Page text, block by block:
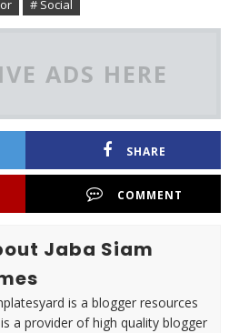
# Social
ADS HERE
SHARE
COMMENT
Jaba Siam
is a blogger resources
a provider of high quality blogger